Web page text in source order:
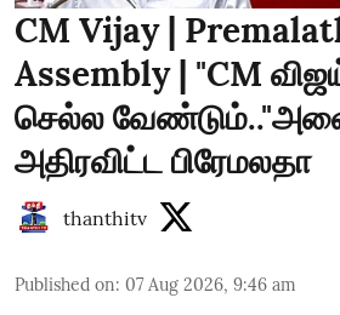
CM Vijay |
Assembly | "CM
செல்ல
அதிரவிட்ட பிரேமலதா
thanthitv
Published on: 07 Aug 2026, 9:46 am